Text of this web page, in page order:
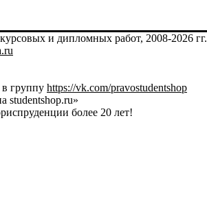
и дипломных работ, 2008-2026 гг.
группу https://vk.com/pravostudentshop
studentshop.ru»
более 20 лет!